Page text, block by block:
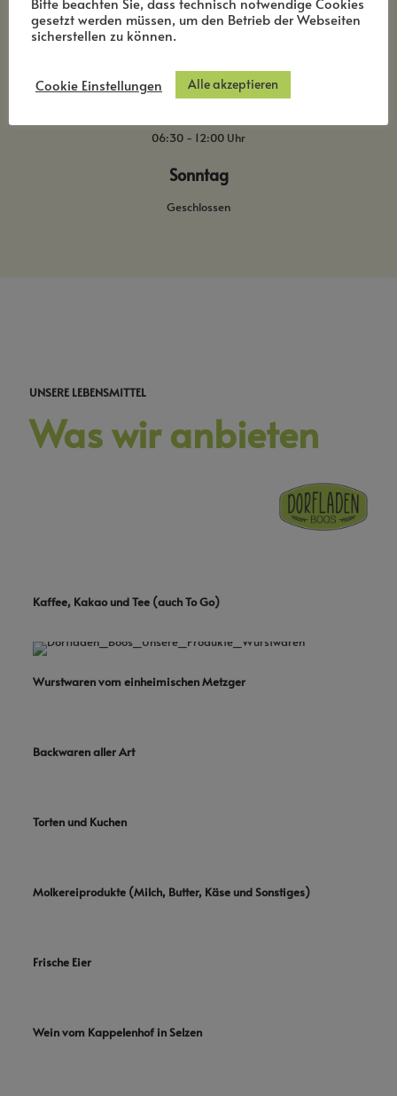
Montag - Freitag
06:30 - 12:00 Uhr
Samstag
06:30 - 12:00 Uhr
Sonntag
Geschlossen
UNSERE LEBENSMITTEL
Was wir anbieten
Kaffee, Kakao und Tee (auch To Go)
Wurstwaren vom einheimischen Metzger
Backwaren aller Art
Torten und Kuchen
Molkereiprodukte (Milch, Butter, Käse und Sonstiges)
Frische Eier
Wein vom Kappelenhof in Selzen
Bitte beachten Sie, dass technisch notwendige Cookies
gesetzt werden müssen, um den Betrieb der Webseiten
sicherstellen zu können.
Cookie Einstellungen Alle akzeptieren